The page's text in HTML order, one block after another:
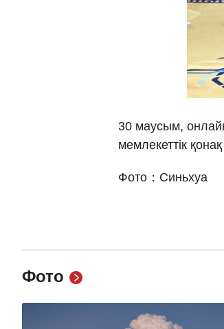
30 маусым,
мемлекеттік
Фото：Синьхуа
Фото